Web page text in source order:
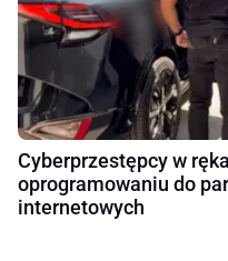
Cyberprzestępcy w
oprogramowaniu do
internetowych